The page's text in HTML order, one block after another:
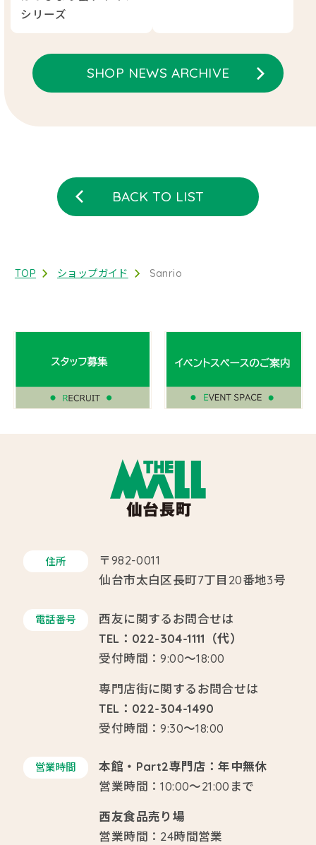
シリーズ
SHOP NEWS ARCHIVE
BACK TO LIST
TOP ショップガイド Sanrio
住所
〒982-0011
仙台市太白区長町7丁目20番地3号
電話番号
西友に関するお問合せは
TEL：022-304-1111（代）
受付時間：9:00～18:00
専門店街に関するお問合せは
TEL：022-304-1490
受付時間：9:30～18:00
営業時間
本館・Part2専門店：年中無休
営業時間：10:00～21:00まで
西友食品売り場
営業時間：24時間営業